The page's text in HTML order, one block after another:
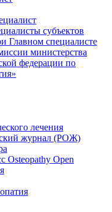
субъектов
Главном специалисте
министерства
федерации по
лечения
журнал (РОЖ)
Osteopathy Open